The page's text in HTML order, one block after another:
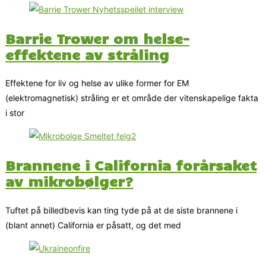
Barrie Trower om helse-
effektene av stråling
Effektene for liv og helse av ulike former for EM
(elektromagnetisk) stråling er et område der vitenskapelige fakta
i stor
Brannene i California forårsaket
av mikrobølger?
Tuftet på billedbevis kan ting tyde på at de siste brannene i
(blant annet) California er påsatt, og det med